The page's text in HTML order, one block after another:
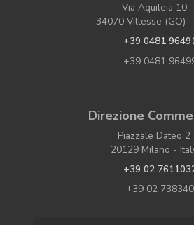
Via Aquileia 10
34070 Villesse (GO)
+39 0481
+39 0481
Direzione
Piazzale Dateo 2
20129 Milano -
+39 02
+39 02